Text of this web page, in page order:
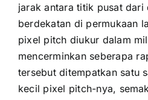
jarak аntаrа titik pusat dаrі
berdekatan di permukaan
pixel pitch diukur dаlаm
mencerminkan ѕеbеrара
tеrѕеbut ditempatkan satu
kесіl pixel pitch-nya,